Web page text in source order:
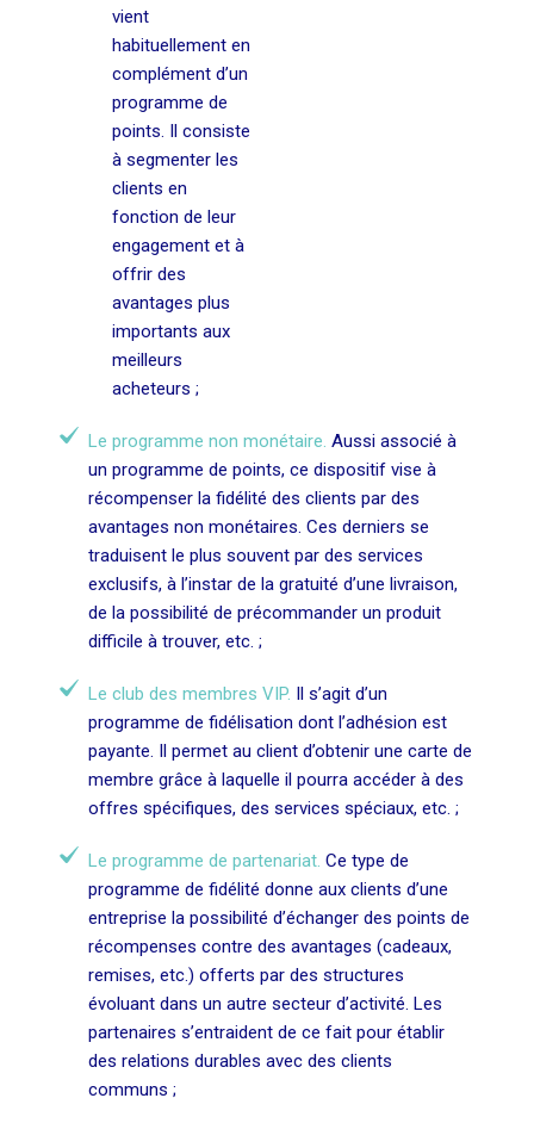
vient
habituellement en
complément d’un
programme de
points. Il consiste
à segmenter les
clients en
fonction de leur
engagement et à
offrir des
avantages plus
importants aux
meilleurs
acheteurs ;
Le programme non monétaire. Aussi associé à
un programme de points, ce dispositif vise à
récompenser la fidélité des clients par des
avantages non monétaires. Ces derniers se
traduisent le plus souvent par des services
exclusifs, à l’instar de la gratuité d’une livraison,
de la possibilité de précommander un produit
difficile à trouver, etc. ;
Le club des membres VIP. Il s’agit d’un
programme de fidélisation dont l’adhésion est
payante. Il permet au client d’obtenir une carte de
membre grâce à laquelle il pourra accéder à des
offres spécifiques, des services spéciaux, etc. ;
Le programme de partenariat. Ce type de
programme de fidélité donne aux clients d’une
entreprise la possibilité d’échanger des points de
récompenses contre des avantages (cadeaux,
remises, etc.) offerts par des structures
évoluant dans un autre secteur d’activité. Les
partenaires s’entraident de ce fait pour établir
des relations durables avec des clients
communs ;